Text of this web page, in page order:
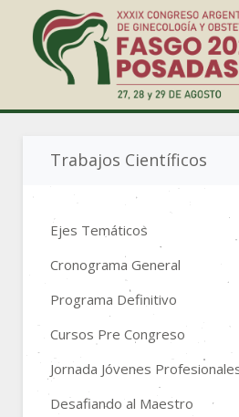
Trabajos Científicos
Ejes Temáticos
Cronograma General
Programa Definitivo
Cursos Pre Congreso
Jornada Jóvenes
Desafiando al Maestro